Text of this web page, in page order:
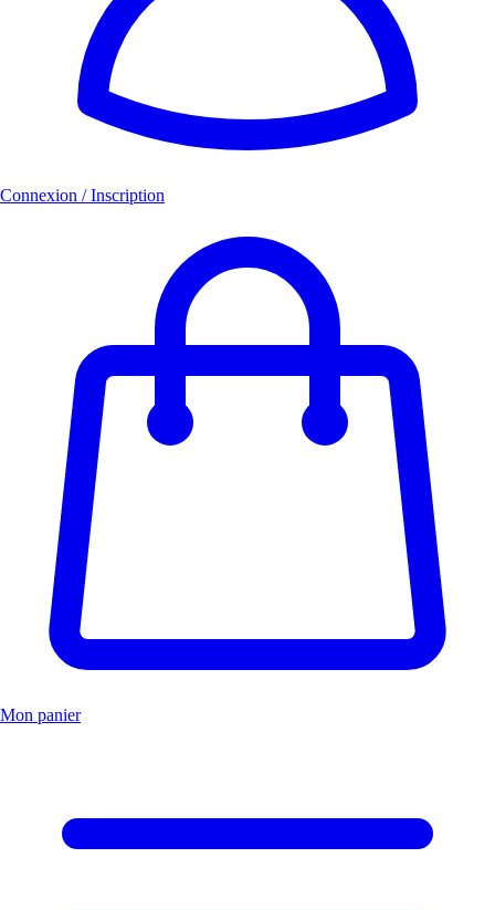
Connexion / Inscription
Mon panier